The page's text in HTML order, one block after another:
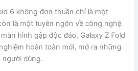
6 không đơn thuần chỉ là một
là một tuyên ngôn về công nghệ
hình gập độc đáo, Galaxy Z Fold
hoàn toàn mới, mở ra những
người dùng.